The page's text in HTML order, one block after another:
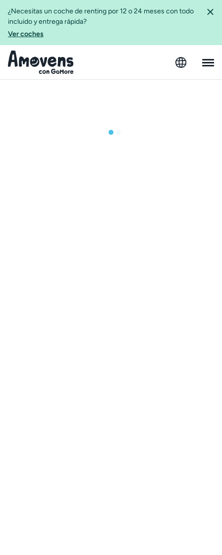
¿Necesitas un coche de renting por 12 o 24 meses con todo
incluido y entrega rápida?
Ver coches